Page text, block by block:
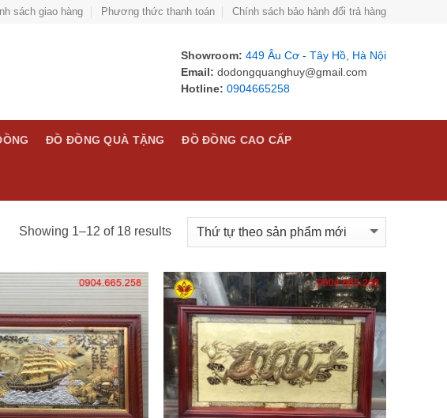
sách giao hàng Phương thức thanh toán Chính sách bảo hành đổi trả hàng
Showroom: 449 Âu Cơ - Tây Hồ, Hà Nội
Email: dodongquanghuy@gmail.com
Hotline: 0904665258
ĐỒ ĐỒNG QUÀ TẶNG ĐỒ ĐỒNG CAO CẤP
Showing 1–12 of 18 results